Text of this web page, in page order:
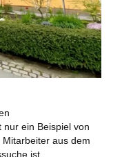
nur ein Beispiel von
aus dem
ist